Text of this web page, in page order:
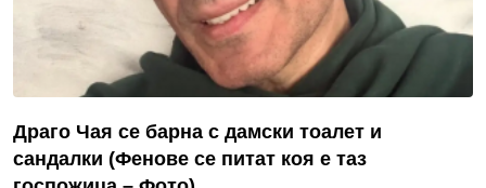
Драго Чая се барна с дамски тоалет и
сандалки (Фенове се питат коя е таз